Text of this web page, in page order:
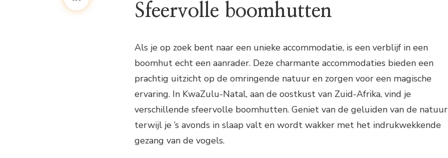
Sfeervolle boomhutten
Als je op zoek bent naar een unieke accommodatie, is een verblijf in een
boomhut echt een aanrader. Deze charmante accommodaties bieden een
prachtig uitzicht op de omringende natuur en zorgen voor een magische
ervaring. In KwaZulu-Natal, aan de oostkust van Zuid-Afrika, vind je
verschillende sfeervolle boomhutten. Geniet van de geluiden van de natuur
terwijl je ’s avonds in slaap valt en wordt wakker met het indrukwekkende
gezang van de vogels.